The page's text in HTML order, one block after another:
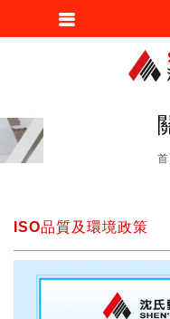
ISO品質及環境政策